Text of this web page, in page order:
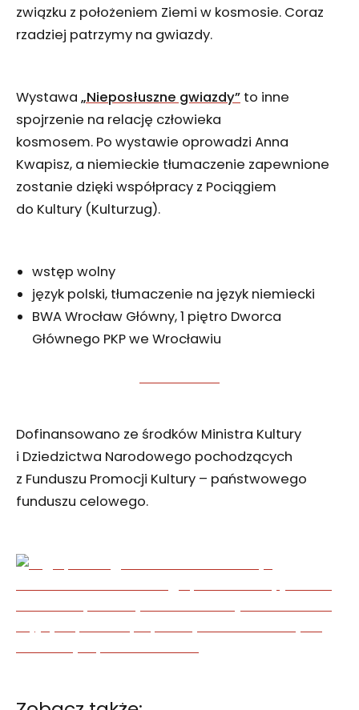
związku z położeniem Ziemi w kosmosie. Coraz
rzadziej patrzymy na gwiazdy.
Wystawa „Nieposłuszne gwiazdy” to inne
spojrzenie na relację człowieka
kosmosem. Po wystawie oprowadzi Anna
Kwapisz, a niemieckie tłumaczenie zapewnione
zostanie dzięki współpracy z Pociągiem
do Kultury (Kulturzug).
wstęp wolny
język polski, tłumaczenie na język niemiecki
BWA Wrocław Główny, 1 piętro Dworca
Głównego PKP we Wrocławiu
Dofinansowano ze środków Ministra Kultury
i Dziedzictwa Narodowego pochodzących
z Funduszu Promocji Kultury – państwowego
funduszu celowego.